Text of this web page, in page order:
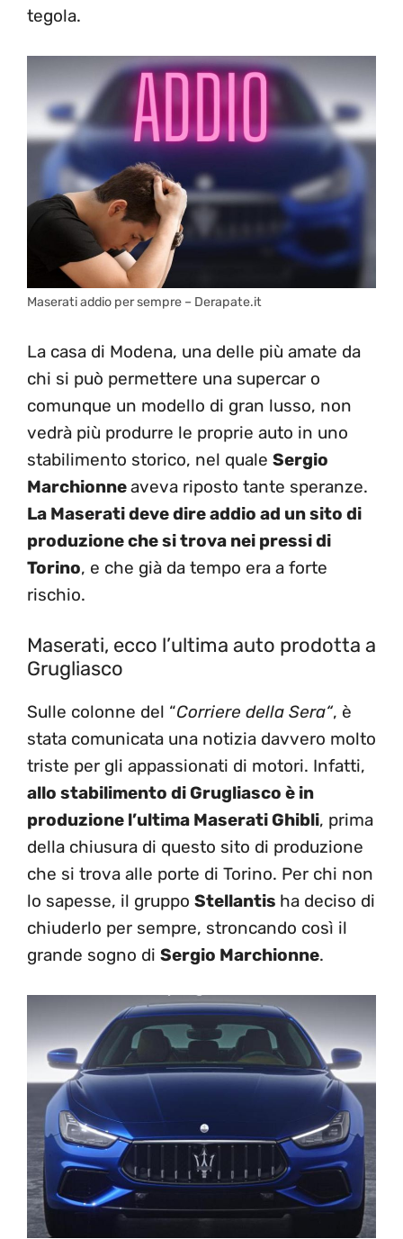
tegola.
Maserati addio per sempre – Derapate.it
La casa di Modena, una delle più amate da
chi si può permettere una supercar o
comunque un modello di gran lusso, non
vedrà più produrre le proprie auto in uno
stabilimento storico, nel quale Sergio
Marchionneaveva riposto tante speranze.
La Maserati deve dire addio ad un sito di
produzione che si trova nei pressi di
Torino, e che già da tempo era a forte
rischio.
Maserati, ecco l’ultima auto prodotta a
Grugliasco
Sulle colonne del “Corriere della Sera“, è
stata comunicata una notizia davvero molto
triste per gli appassionati di motori. Infatti,
allo stabilimento di Grugliasco è in
produzione l’ultima Maserati Ghibli, prima
della chiusura di questo sito di produzione
che si trova alle porte di Torino. Per chi non
lo sapesse, il gruppo Stellantis ha deciso di
chiuderlo per sempre, stroncando così il
grande sogno di Sergio Marchionne.